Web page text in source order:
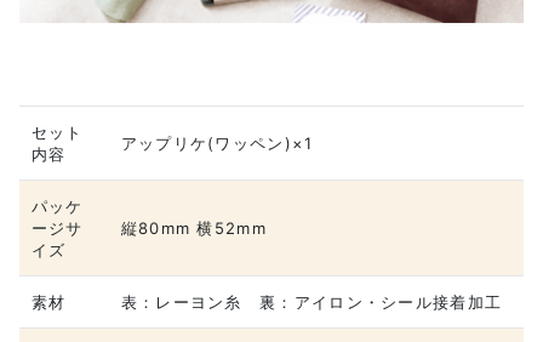
セット
内容
アップリケ(ワッペン)×1
パッケ
ージサ
イズ
縦80mm 横52mm
素材 表：レーヨン糸 裏：アイロン・シール接着加工